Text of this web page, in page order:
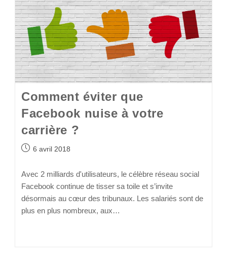
Comment éviter que
Facebook nuise à votre
carrière ?
6 avril 2018
Avec 2 milliards d'utilisateurs, le célèbre réseau social
Facebook continue de tisser sa toile et s’invite
désormais au cœur des tribunaux. Les salariés sont de
plus en plus nombreux, aux…